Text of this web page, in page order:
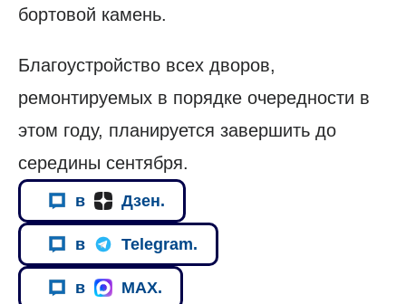
бортовой камень.
Благоустройство всех дворов,
ремонтируемых в порядке очередности в
этом году, планируется завершить до
середины сентября.
в Дзен.
в Telegram.
в MAX.